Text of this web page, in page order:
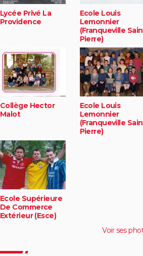
Lycée Privé La
Providence
Ecole Louis
Lemonnier
(Franqueville
Pierre)
Collège Hector
Malot
Ecole Louis
Lemonnier
(Franqueville
Pierre)
Ecole Supérieure
De Commerce
Extérieur (Esce)
Voir ses